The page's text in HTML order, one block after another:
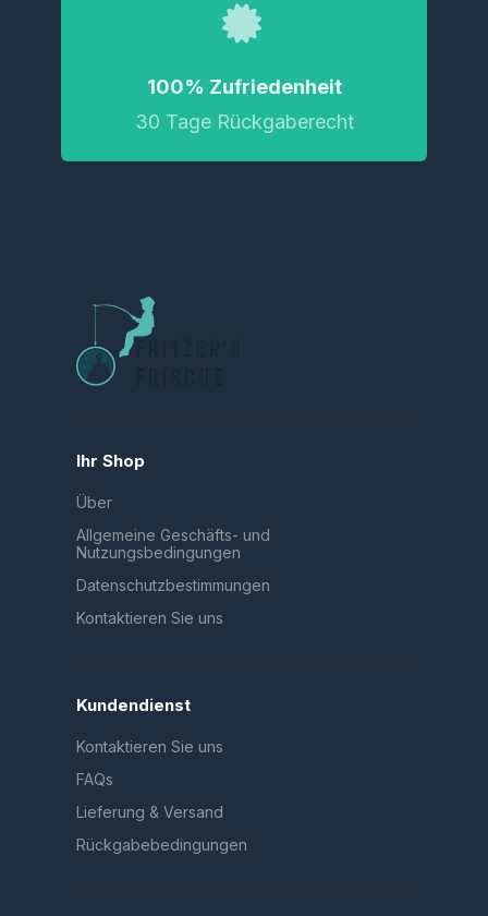
100% Zufriedenheit
30 Tage Rückgaberecht
Ihr Shop
Über
Allgemeine Geschäfts- und
Nutzungsbedingungen
Datenschutzbestimmungen
Kontaktieren Sie uns
Kundendienst
Kontaktieren Sie uns
FAQs
Lieferung & Versand
Rückgabebedingungen